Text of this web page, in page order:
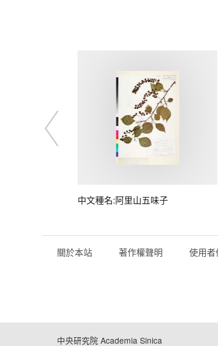
中文種名:阿里山五味子
關於本站 著作權聲明 使用
中央研究院 Academia Sinica